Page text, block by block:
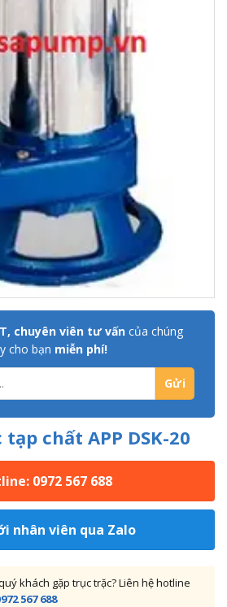
chuyên viên tư vấn của chúng
cho bạn miễn phí!
chất APP DSK-20
0972 567 688
nhân viên qua Zalo
khách gặp trục trặc? Liên hệ hotline
567 688